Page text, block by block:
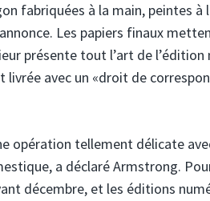
fabriquées à la main, peintes
Les papiers finaux
présente tout l’art de
avec un «droit de
opération tellement délicate
a déclaré Armstrong.
décembre, et les éditions